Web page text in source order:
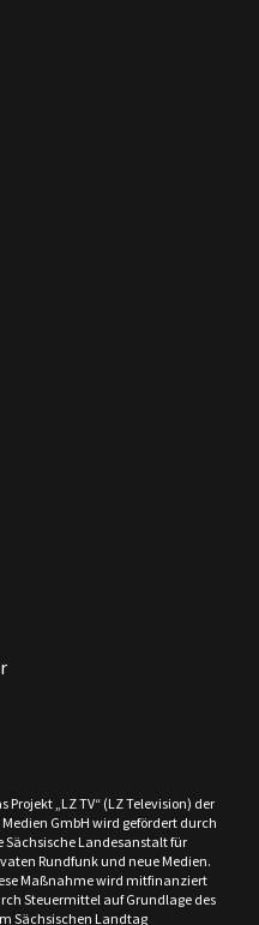
Projekt „LZ TV“ (LZ Television) der
Medien GmbH wird gefördert durch
Sächsische Landesanstalt für
Rundfunk und neue Medien.
Maßnahme wird mitfinanziert
Steuermittel auf Grundlage des
Sächsischen Landtag